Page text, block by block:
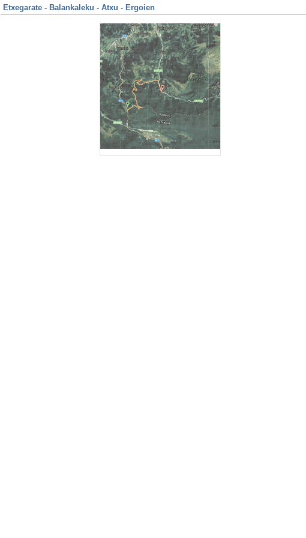
Etxegarate - Balankaleku - Atxu - Ergoien